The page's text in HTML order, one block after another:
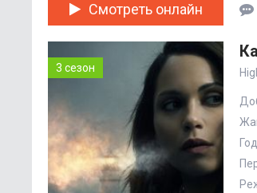
Смотреть онлайн
3 сезон